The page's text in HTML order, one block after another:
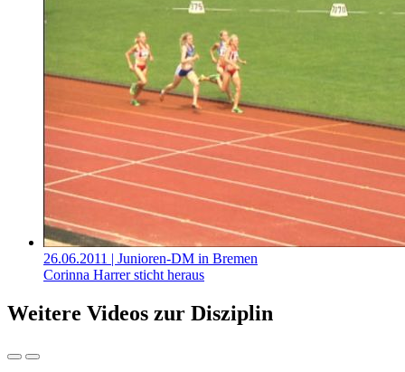
26.06.2011 | Junioren-DM in Bremen
Corinna Harrer sticht heraus
Weitere Videos zur Disziplin